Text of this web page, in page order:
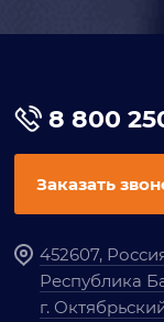
8 800
Заказать
452607,
Республика
г.